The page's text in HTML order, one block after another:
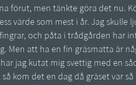
förut, men tänkte göra det nu.
värde som mest i år. Jag skulle
och påta i trådgården har
Men att ha en fin gräsmatta är
jag kutat mig svettig med en
kom det en dag då gräset var så